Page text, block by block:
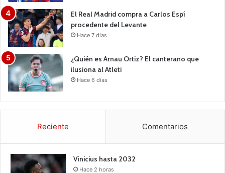
El Real Madrid compra a Carlos Espí
procedente del Levante
Hace 7 días
¿Quién es Arnau Ortiz? El canterano que
ilusiona al Atleti
Hace 6 días
Reciente Comentarios
Vinicius hasta 2032
Hace 2 horas